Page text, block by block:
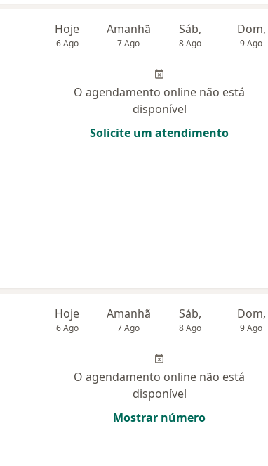
Hoje
6 Ago
Amanhã
7 Ago
Sáb,
8 Ago
Dom,
9 Ago
O agendamento online não está
disponível
Solicite um atendimento
Hoje
6 Ago
Amanhã
7 Ago
Sáb,
8 Ago
Dom,
9 Ago
O agendamento online não está
disponível
Mostrar número